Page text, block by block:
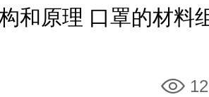
和原理 口罩的材料